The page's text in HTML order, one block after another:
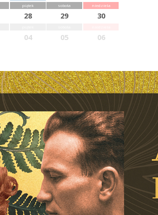
piątek
28
sobota
29
niedziela
30
04 05 06